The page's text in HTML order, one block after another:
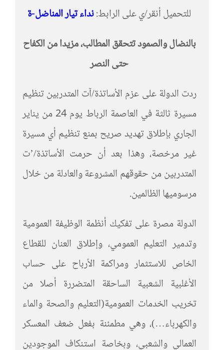
للتحميل أنقر/ي على الرابط:نداء تيار المناضل-ة
بالنضال والصمود تتحقق المطالب، مزيدا من الكفاح
حتى النصر
ردت الدولة على عزم الأساتذة/آت المتدربين تنظيم
مسيرة ثالثة في العاصمة الرباط يوم 24 من يناير
الجاري بإطلاق تهديد صريح بمنع تنظيم أي مسيرة
غير مرخصة، وهذا بعد أن حرمت الأساتذة/’ت
المتدربين من حقوقهم المشروعة والعادلة من خلال
مرسوميها الظالمين.
الدولة مصرة على تفكيك أنظمة الوظيفة العمومية
وتدمير التعليم العمومي، وإطلاق العنان للقطاع
الخاص للاستثمار ومراكمة الأرباح على حساب
الأغلبية الشعبية الساحقة المتضررة أصلا من
تخريب الخدمات العمومية(التعليم والصحة والماء
والكهرباء…)، وهي مطمئنة بفعل ضعف المعسكر
العمالي والشعبي، وبخاصة استنكاف الموجودين